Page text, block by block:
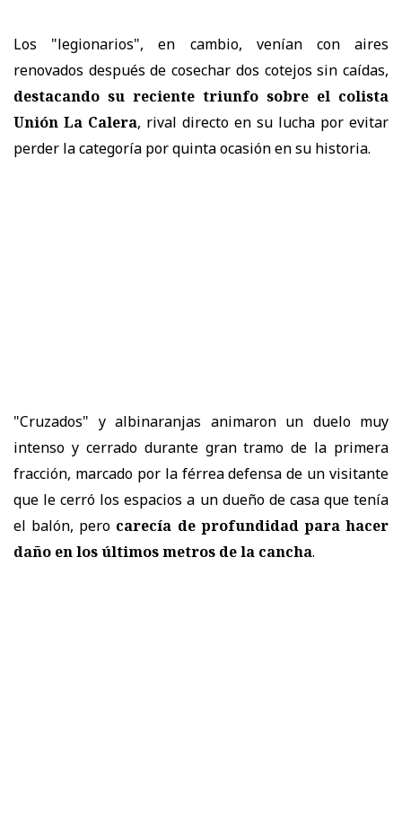
Los "legionarios", en cambio, venían con aires
renovados después de cosechar dos cotejos sin caídas,
destacando su reciente triunfo sobre el colista
Unión La Calera, rival directo en su lucha por evitar
perder la categoría por quinta ocasión en su historia.
"Cruzados" y albinaranjas animaron un duelo muy
intenso y cerrado durante gran tramo de la primera
fracción, marcado por la férrea defensa de un visitante
que le cerró los espacios a un dueño de casa que tenía
el balón, pero carecía de profundidad para hacer
daño en los últimos metros de la cancha.